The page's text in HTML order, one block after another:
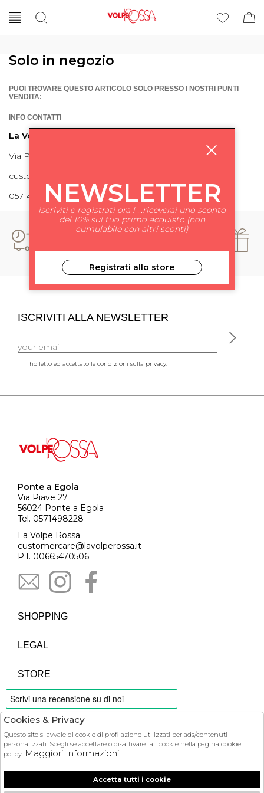
Solo in negozio
PUOI TROVARE QUESTO ARTICOLO SOLO PRESSO I NOSTRI PUNTI
VENDITA:
INFO CONTATTI
La Volpe Rossa
Via Piave 27 56024 Ponte a Egola
customercare@lavolperossa.it
0571498228
ISCRIVITI ALLA NEWSLETTER
ho letto ed accettato le condizioni sulla privacy.
Ponte a Egola
Via Piave 27
56024 Ponte a Egola
Tel. 0571498228
La Volpe Rossa
customercare@lavolperossa.it
P.I. 00665470506
SHOPPING
LEGAL
STORE
PAYMENTS
COURIER
NEWSLETTER
iscriviti e registrati ora ! ...riceverai uno sconto
del 10% sul tuo primo acquisto (non
cumulabile con altri sconti)
Registrati allo store
Cookies & Privacy
Questo sito si avvale di cookie di profilazione utilizzati per ads/contenuti
personalizzati. Scegli se accettare o disattivare tali cookie nella pagina cookie
policy. Maggiori Informazioni
Accetta tutti i cookie